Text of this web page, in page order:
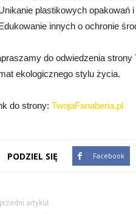
plastikowych opakowań
innych o ochronie
do odwiedzenia strony
ekologicznego stylu życia.
do strony: TwojaFanaberia.pl
PODZIEL SIĘ Facebook
artykuł